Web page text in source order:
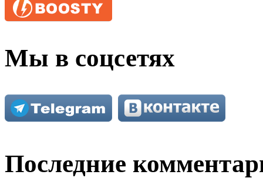
Мы в соцсетях
Последние